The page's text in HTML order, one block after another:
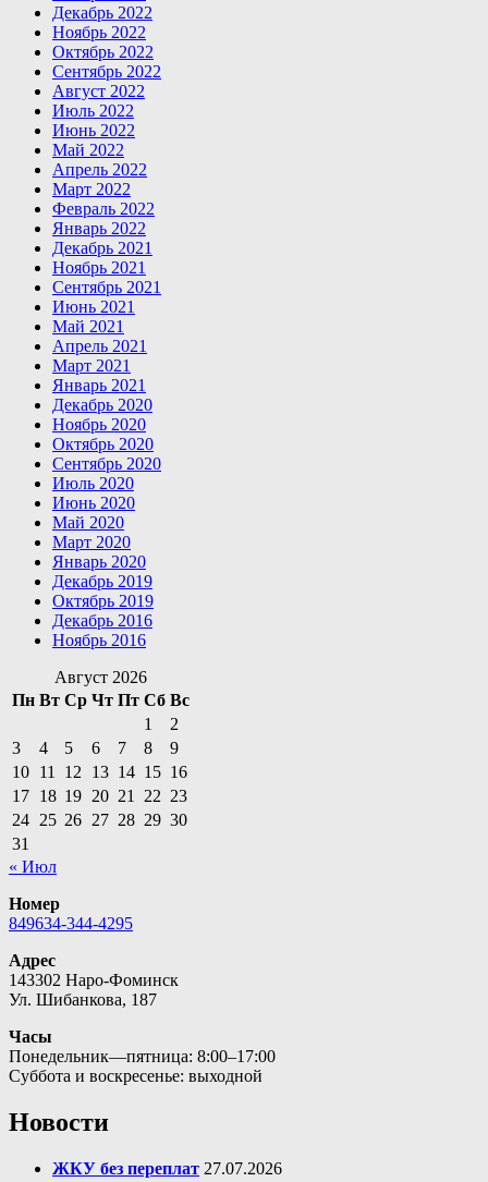
Декабрь 2022
Ноябрь 2022
Октябрь 2022
Сентябрь 2022
Август 2022
Июль 2022
Июнь 2022
Май 2022
Апрель 2022
Март 2022
Февраль 2022
Январь 2022
Декабрь 2021
Ноябрь 2021
Сентябрь 2021
Июнь 2021
Май 2021
Апрель 2021
Март 2021
Январь 2021
Декабрь 2020
Ноябрь 2020
Октябрь 2020
Сентябрь 2020
Июль 2020
Июнь 2020
Май 2020
Март 2020
Январь 2020
Декабрь 2019
Октябрь 2019
Декабрь 2016
Ноябрь 2016
Август 2026
Пн Вт Ср Чт Пт Сб Вс
1
2
3
4 5 6 7 8
9
10 11 12 13 14 15 16
17 18 19 20 21 22 23
24 25 26 27 28 29 30
31
« Июл
Номер
849634-344-4295
Адрес
143302 Наро-Фоминск
Ул. Шибанкова, 187
Часы
Понедельник—пятница: 8:00–17:00
Суббота и воскресенье: выходной
Новости
ЖКУ без переплат 27.07.2026